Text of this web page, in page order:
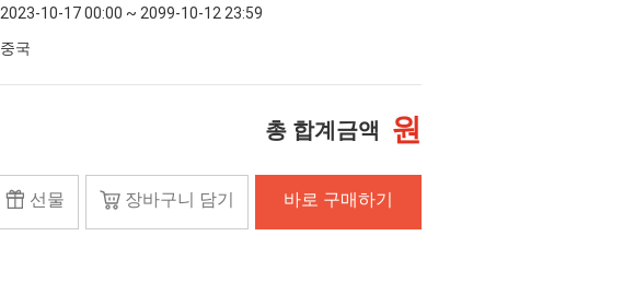
2023-10-17 00:00 ~ 2099-10-12 23:59
중국
총 합계금액 원
선물 장바구니 담기 바로 구매하기